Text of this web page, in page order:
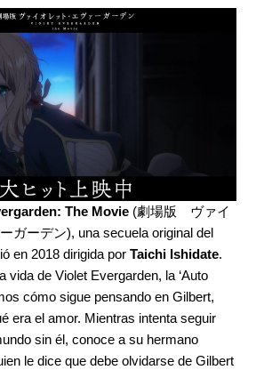
The Movie (劇場版 ヴァイ
ガーデン), una secuela original del
en 2018 dirigida por Taichi Ishidate.
vida de Violet Evergarden, la ‘Auto
cómo sigue pensando en Gilbert,
era el amor. Mientras intenta seguir
sin él, conoce a su hermano
le dice que debe olvidarse de Gilbert